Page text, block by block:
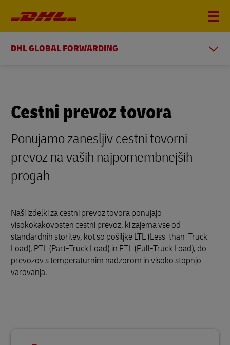
DHL GLOBAL FORWARDING
Cestni prevoz tovora
Ponujamo zanesljiv cestni tovorni
prevoz na vaših najpomembnejših
progah
Naši izdelki za cestni prevoz tovora ponujajo
visokokakovosten cestni prevoz, ki zajema vse od
standardnih storitev, kot so pošiljke LTL (Less-than-Truck
Load), PTL (Part-Truck Load) in FTL (Full-Truck Load), do
prevozov s temperaturnim nadzorom in visoko stopnjo
varovanja.